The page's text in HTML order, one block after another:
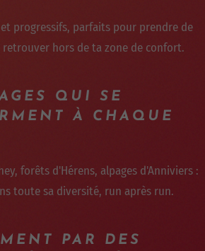
progressifs, parfaits pour prendre de
retrouver hors de ta zone de confort.
QUI SE
À CHAQUE
forêts d'Hérens, alpages d'Anniviers :
toute sa diversité, run après run.
PAR DES